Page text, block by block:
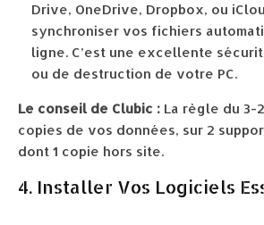
Drive, OneDrive, Dropbox, ou
synchroniser vos fichiers
ligne. C’est une excellente
ou de destruction de votre PC.
Le conseil de Clubic : La règle du 3-
copies de vos données, sur 2
dont 1 copie hors site.
4. Installer Vos Logiciels